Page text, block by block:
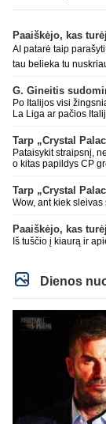
AI patarė taip
tau belieka tu
Dabar tik
kur smegenis
pagaliau pavirsi,
G. Gineitis
Po Italijos visi
La Liga ar pačios
belenkokius
Pataisykit straipsnį,
o kitas papildys CP
Wow, ant kiek sleivas
Iš tuščio į kiaurą ir
Dienos